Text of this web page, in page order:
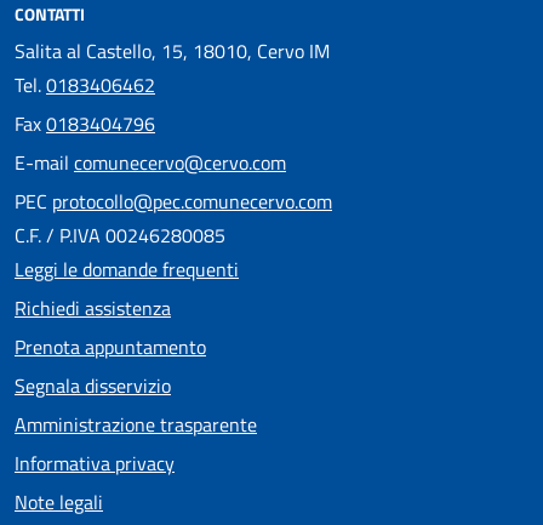
CONTATTI
Salita al Castello, 15, 18010, Cervo IM
Tel.0183406462
Fax0183404796
E-mail comunecervo@cervo.com
PEC protocollo@pec.comunecervo.com
C.F. / P.IVA 00246280085
Leggi le domande frequenti
Richiedi assistenza
Prenota appuntamento
Segnala disservizio
Amministrazione trasparente
Informativa privacy
Note legali